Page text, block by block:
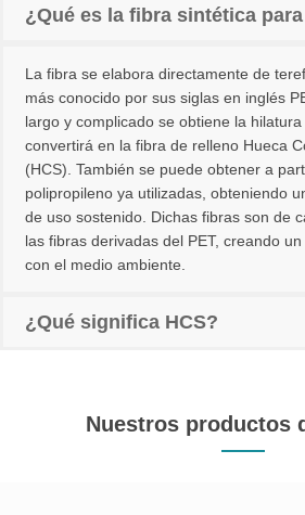
¿Qué es la fibra sintética
La fibra se elabora directamente de
más conocido por sus siglas en inglés
largo y complicado se obtiene la
convertirá en la fibra de relleno Hueca
(HCS). También se puede obtener a
polipropileno ya utilizadas, obteniendo
de uso sostenido. Dichas fibras son de
las fibras derivadas del PET, creando
con el medio ambiente.
¿Qué significa HCS?
Nuestros productos